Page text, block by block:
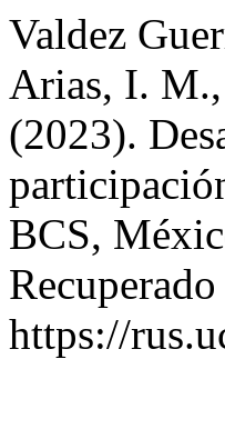
Valdez
Arias, I.
(2023).
BCS,
https://